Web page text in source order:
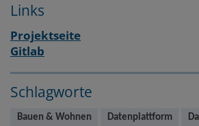
Links
Projektseite
Gitlab
Schlagworte
Bauen & Wohnen Datenplattform